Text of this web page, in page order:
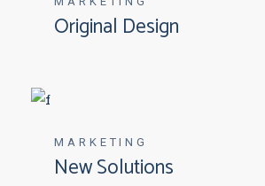
Original Design
MARKETING
New Solutions